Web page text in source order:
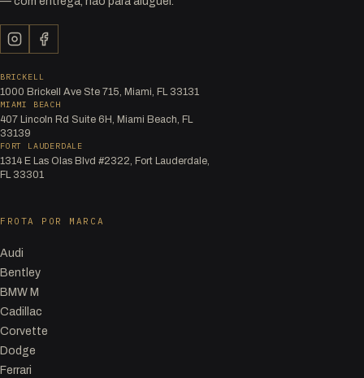
BRICKELL
1000 Brickell Ave Ste 715, Miami, FL 33131
MIAMI BEACH
407 Lincoln Rd Suite 6H, Miami Beach, FL
33139
FORT LAUDERDALE
1314 E Las Olas Blvd #2322, Fort Lauderdale,
FL 33301
FROTA POR MARCA
Audi
Bentley
BMW M
Cadillac
Corvette
Dodge
Ferrari